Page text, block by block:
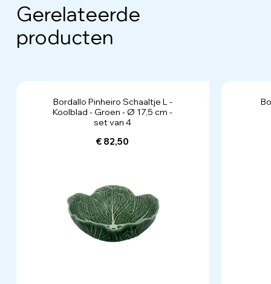
Gerelateerde
producten
Bordallo Pinheiro Schaaltje L -
Koolblad - Groen - Ø 17,5 cm -
set van 4
€ 82,50